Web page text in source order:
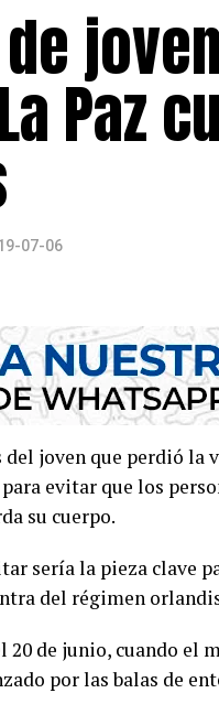
Paz
07-06
joven que perdió la
evitar que los
su cuerpo.
sería la pieza clave
del régimen
de junio, cuando el
por las balas de